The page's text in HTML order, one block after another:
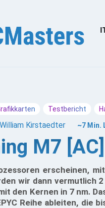
Testbericht
William Kirstaedter ~7 Min.
M7
erscheinen,
wir dann vermutlich
den Kernen in 7 nm.
Reihe ableiten, die